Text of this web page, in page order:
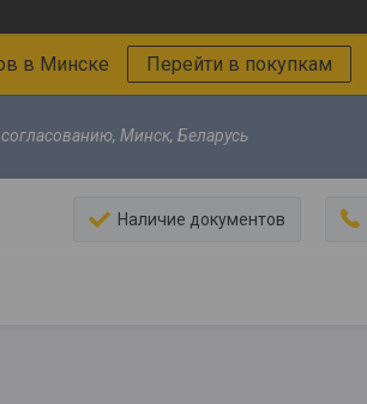
в Минске Перейти в покупкам
Минск, Беларусь
Наличие документов